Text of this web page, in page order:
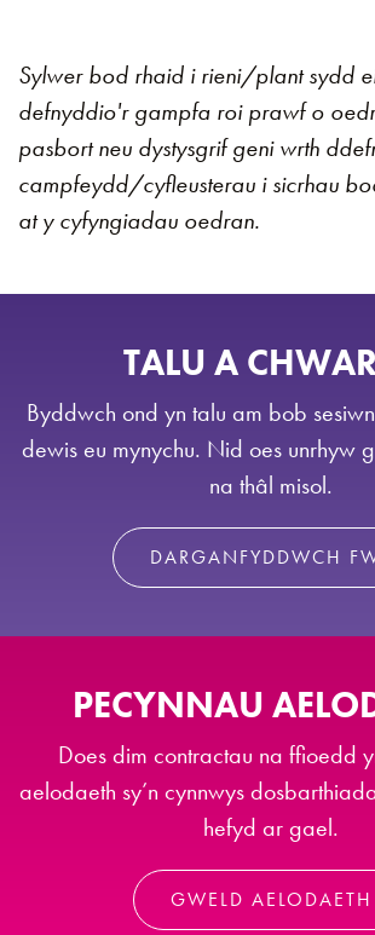
Sylwer bod rhaid i rieni/plant sydd
defnyddio'r gampfa roi prawf o
pasbort neu dystysgrif geni wrth
campfeydd/cyfleusterau i sicrhau
at y cyfyngiadau oedran.
TALU A
Byddwch ond yn talu am bob
dewis eu mynychu. Nid oes unrhyw
na thâl misol.
DARGANFYDDWCH
PECYNNAU
Does dim contractau na ffioedd
aelodaeth sy’n cynnwys
hefyd ar gael.
GWELD AELODAETH